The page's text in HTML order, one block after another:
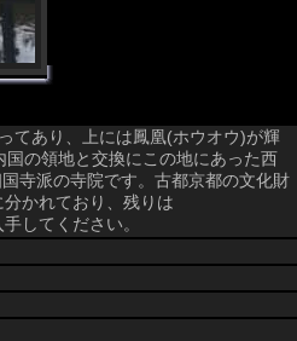
てあり、上には鳳凰(ホウオウ)が輝
の領地と交換にこの地にあった西
寺派の寺院です。古都京都の文化財
かれており、残りは
してください。